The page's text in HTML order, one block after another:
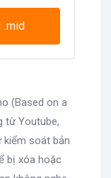
.mid
(Based on a
từ Youtube,
kiểm soát bản
bị xóa hoặc